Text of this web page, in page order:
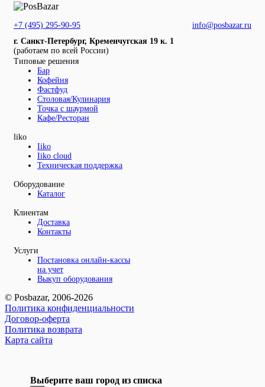
+7 (495) 295-90-95
info@posbazar.ru
г. Санкт-Петербург, Кременчугская 19 к. 1
(работаем по всей России)
Типовые решения
Бар
Кофейня
Фастфуд
Столовая/Кулинария
Точка с шаурмой
Кафе/Ресторан
liko
Iiko
Iiko cloud
Техническая поддержка
Оборудование
Каталог
Клиентам
Доставка
Контакты
Услуги
Постановка онлайн-кассы
на учет
Выкуп оборудования
© Posbazar, 2006-2026
Политика конфиденциальности
Договор-оферта
Политика возврата
Карта сайта
Выберите ваш город из списка